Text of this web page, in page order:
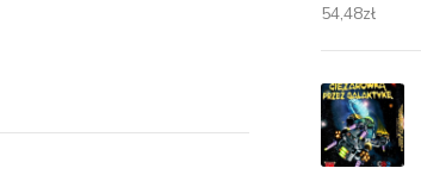
54,48zł